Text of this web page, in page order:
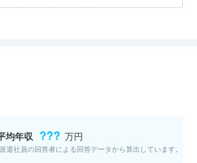
均年収 ??? 万円
遣社員の回答者による回答データから算出しています。